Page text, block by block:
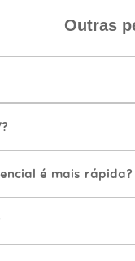
Outras
é mais rápida?